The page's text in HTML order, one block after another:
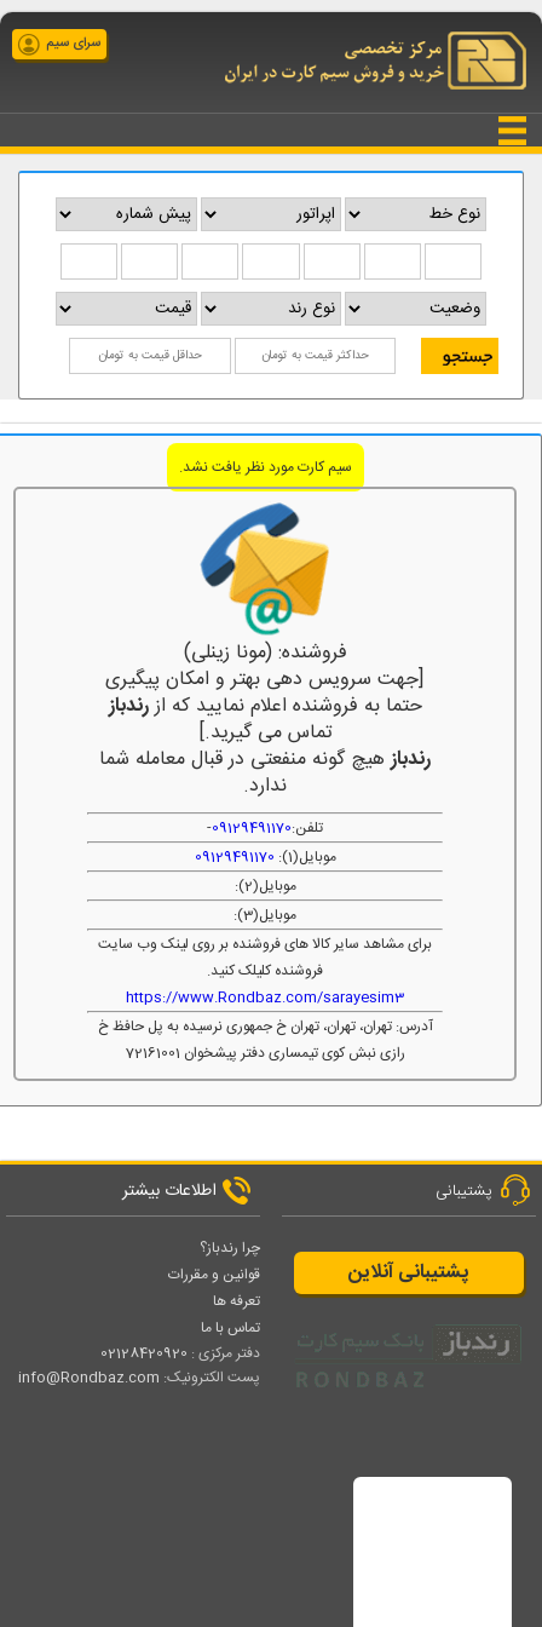
سرای سیم
سیم کارت مورد نظر یافت نشد.
فروشنده: (مونا زینلی)
[جهت سرویس دهی بهتر و امکان پیگیری
حتما به فروشنده اعلام نمایید که ازرندباز
تماس می گیرید.]
رندبازهیچ گونه منفعتی در قبال معامله شما
ندارد.
تلفن:09129491170
-
موبایل(1):
09129491170
موبایل(2):
موبایل(3):
برای مشاهد سایر کالا های فروشنده بر روی لینک وب سایت
فروشنده کلیلک کنید.
https://www.Rondbaz.com/sarayesim3
آدرس: تهران، تهران، تهران خ جمهوری نرسیده به پل حافظ خ
رازی نبش کوی تیمساری دفتر پیشخوان 72161001
پشتیبانی
پشتیبانی آنلاین
اطلاعات بیشتر
چرا رندباز؟
قوانین و مقررات
تعرفه ها
تماس با ما
دفتر مرکزی : 02128420920
پست الکترونیک: info@Rondbaz.com